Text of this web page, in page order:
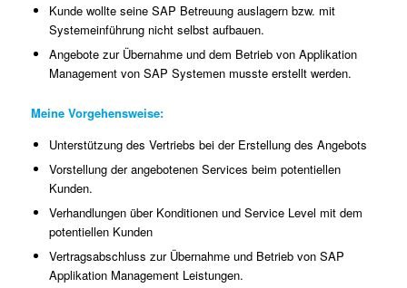
Kunde wollte seine SAP Betreuung auslagern bzw. mit
Systemeinführung nicht selbst aufbauen.
Angebote zur Übernahme und dem Betrieb von Applikation
Management von SAP Systemen musste erstellt werden.
Meine Vorgehensweise:
Unterstützung des Vertriebs bei der Erstellung des Angebots
Vorstellung der angebotenen Services beim potentiellen
Kunden.
Verhandlungen über Konditionen und Service Level mit dem
potentiellen Kunden
Vertragsabschluss zur Übernahme und Betrieb von SAP
Applikation Management Leistungen.